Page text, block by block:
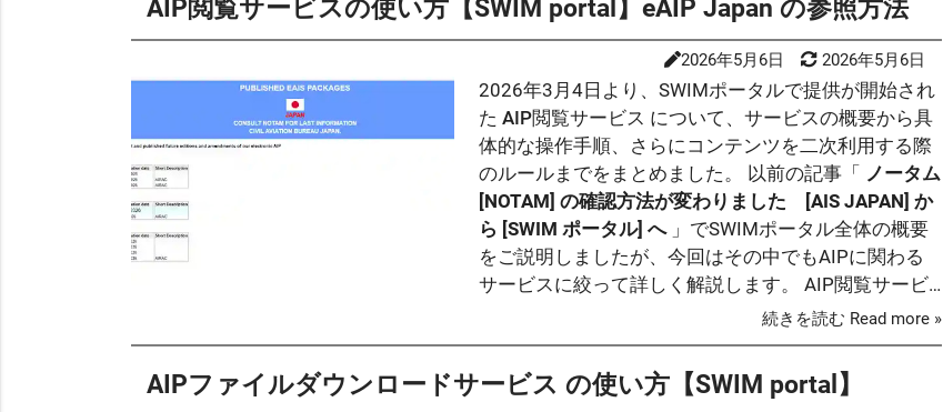
AIP閲覧サービスの使い方【SWIM portal】eAIP Japan の参照方法
2026年5月6日 2026年5月6日
2026年3月4日より、SWIMポータルで提供が開始され
た AIP閲覧サービス について、サービスの概要から具
体的な操作手順、さらにコンテンツを二次利用する際
のルールまでをまとめました。 以前の記事「 ノータム
[NOTAM] の確認方法が変わりました [AIS JAPAN] か
ら [SWIM ポータル] へ」でSWIMポータル全体の概要
をご説明しましたが、今回はその中でもAIPに関わる
サービスに絞って詳しく解説します。 AIP閲覧サービ
は、eAIP（電子版 航空路誌：
Aeronautical Information Publication…
続きを読む Read more »
AIPファイルダウンロードサービス の使い方【SWIM portal】